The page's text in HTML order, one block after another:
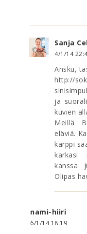
Sanja
4/1/14
Ansku,
http://
ja
kuvien
Meillä
eläviä.
karppi
karkasi
kanssa
Olipas
nami-hiiri
6/1/14 18:19